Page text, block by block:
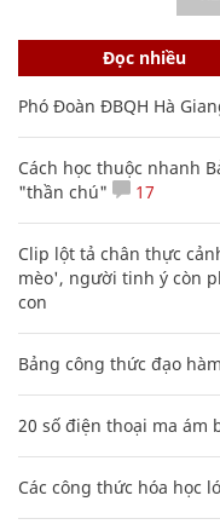
Đọc nhiều
Phó Đoàn ĐBQH Hà
Cách học thuộc nhanh
"thần chú"
17
Clip lột tả chân thực
mèo', người tinh ý còn
con
Bảng công thức đạo
20 số điện thoại ma ám
Các công thức hóa học